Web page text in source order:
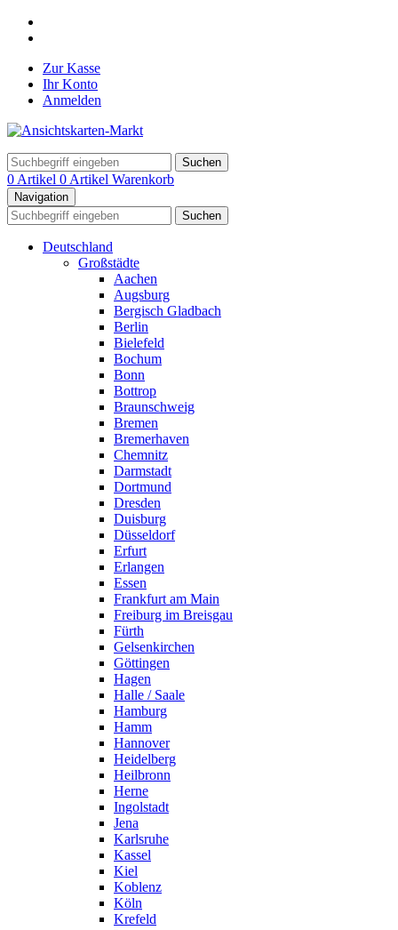
Zur Kasse
Ihr Konto
Anmelden
Suchen
0 Artikel 0 Artikel Warenkorb
Navigation
Suchen
Deutschland
Großstädte
Aachen
Augsburg
Bergisch Gladbach
Berlin
Bielefeld
Bochum
Bonn
Bottrop
Braunschweig
Bremen
Bremerhaven
Chemnitz
Darmstadt
Dortmund
Dresden
Duisburg
Düsseldorf
Erfurt
Erlangen
Essen
Frankfurt am Main
Freiburg im Breisgau
Fürth
Gelsenkirchen
Göttingen
Hagen
Halle / Saale
Hamburg
Hamm
Hannover
Heidelberg
Heilbronn
Herne
Ingolstadt
Jena
Karlsruhe
Kassel
Kiel
Koblenz
Köln
Krefeld